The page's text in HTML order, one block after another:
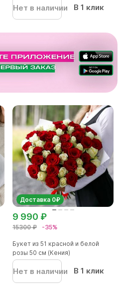
Нет в наличии В 1 клик
Доставка 0₽
15300 ₽ -35%
9 990 ₽
Букет из 51 красной и белой
розы 50 см (Кения)
Нет в наличии В 1 клик